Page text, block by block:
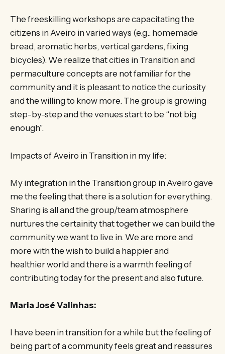
The freeskilling workshops are capacitating the
citizens in Aveiro in varied ways (e.g.: homemade
bread, aromatic herbs, vertical gardens, fixing
bicycles). We realize that cities in Transition and
permaculture concepts are not familiar for the
community and it is pleasant to notice the curiosity
and the willing to know more. The group is growing
step-by-step and the venues start to be “not big
enough”.
Impacts of Aveiro in Transition in my life:
My integration in the Transition group in Aveiro gave
me the feeling that there is a solution for everything.
Sharing is all and the group/team atmosphere
nurtures the certainity that together we can build the
community we want to live in. We are more and
more with the wish to build a happier and
healthier world and there is a warmth feeling of
contributing today for the present and also future.
Maria José Valinhas:
I have been in transition for a while but the feeling of
being part of a community feels great and reassures